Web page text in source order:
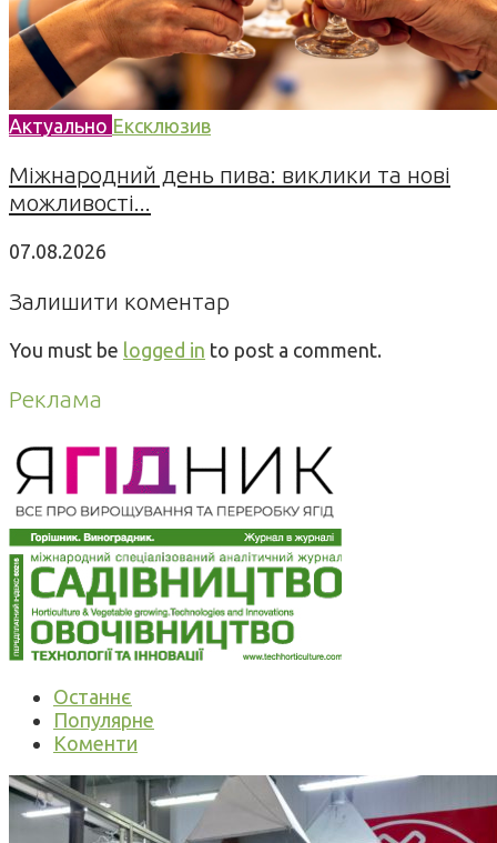
Актуально Ексклюзив
Міжнародний день пива: виклики та нові
можливості...
07.08.2026
Залишити коментар
You must be logged in to post a comment.
Реклама
Останнє
Популярне
Коменти